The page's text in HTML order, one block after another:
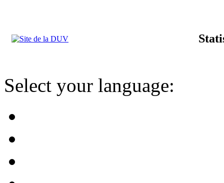
Select your language: